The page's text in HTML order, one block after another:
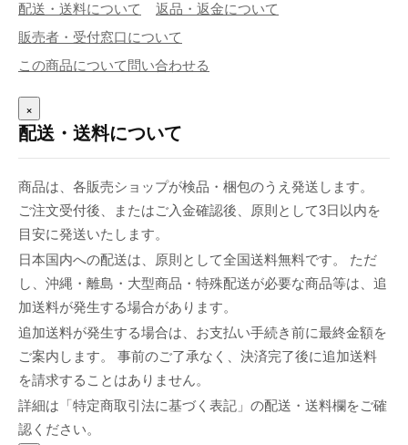
配送・送料について
返品・返金について
販売者・受付窓口について
この商品について問い合わせる
×
配送・送料について
商品は、各販売ショップが検品・梱包のうえ発送します。
ご注文受付後、またはご入金確認後、原則として3日以内を
目安に発送いたします。
日本国内への配送は、原則として全国送料無料です。 ただ
し、沖縄・離島・大型商品・特殊配送が必要な商品等は、追
加送料が発生する場合があります。
追加送料が発生する場合は、お支払い手続き前に最終金額を
ご案内します。 事前のご了承なく、決済完了後に追加送料
を請求することはありません。
詳細は「特定商取引法に基づく表記」の配送・送料欄をご確
認ください。